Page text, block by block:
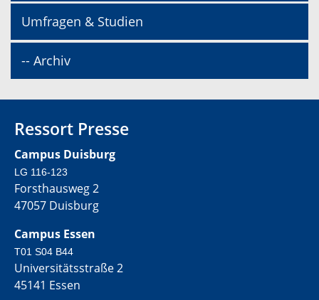
Umfragen & Studien
-- Archiv
Ressort Presse
Campus Duisburg
LG 116-123
Forsthausweg 2
47057 Duisburg
Campus Essen
T01 S04 B44
Universitätsstraße 2
45141 Essen